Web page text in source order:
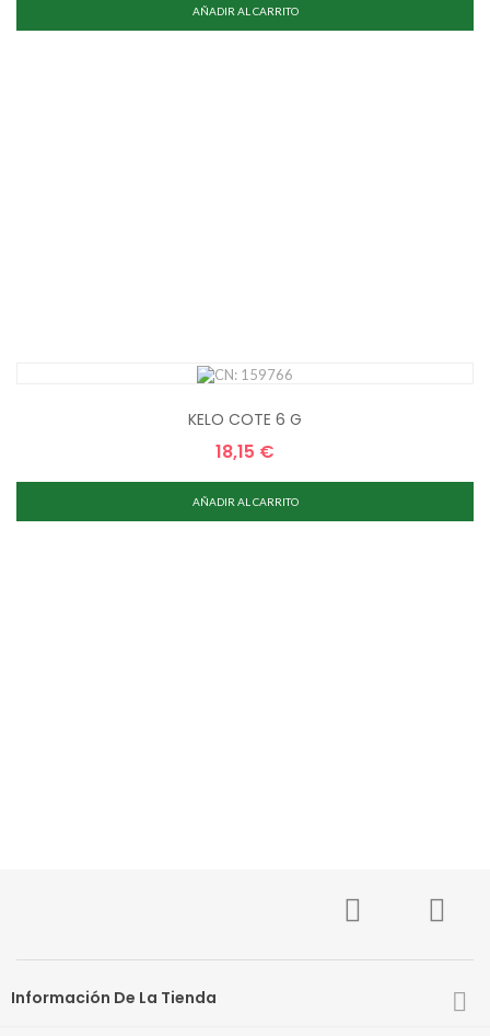
AÑADIR AL CARRITO
KELO COTE 6 G
Precio
18,15 €
AÑADIR AL CARRITO
Información De La Tienda 